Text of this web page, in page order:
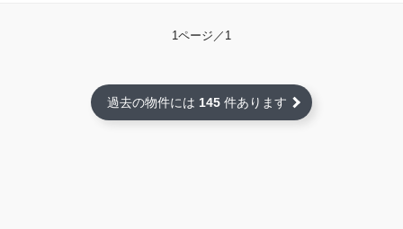
1ページ／1
過去の物件には 145 件あります